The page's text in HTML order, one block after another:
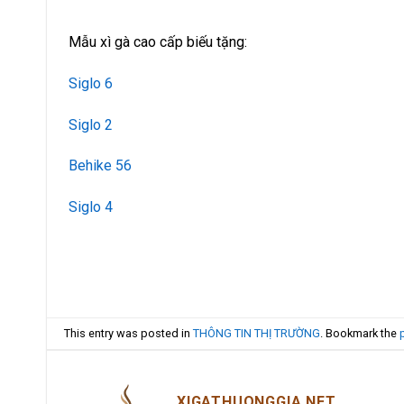
Mẫu xì gà cao cấp biếu tặng:
Siglo 6
Siglo 2
Behike 56
Siglo 4
This entry was posted inTHÔNG TIN THỊ TRƯỜNG . Bookmark the